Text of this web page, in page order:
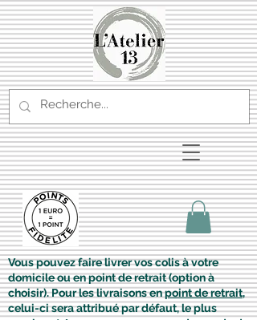
Vous pouvez faire livrer vos colis à votre
domicile ou en point de retrait (option à
choisir). Pour les livraisons enpoint de retrait,
celui-ci sera attribué par défaut, le plus